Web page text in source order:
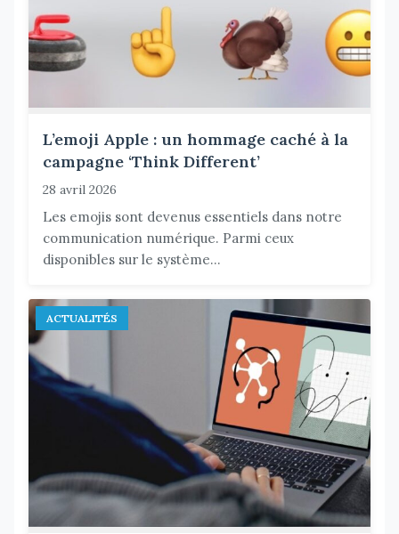
L’emoji Apple : un hommage caché à la
campagne ‘Think Different’
28 avril 2026
Les emojis sont devenus essentiels dans notre
communication numérique. Parmi ceux
disponibles sur le système...
ACTUALITÉS